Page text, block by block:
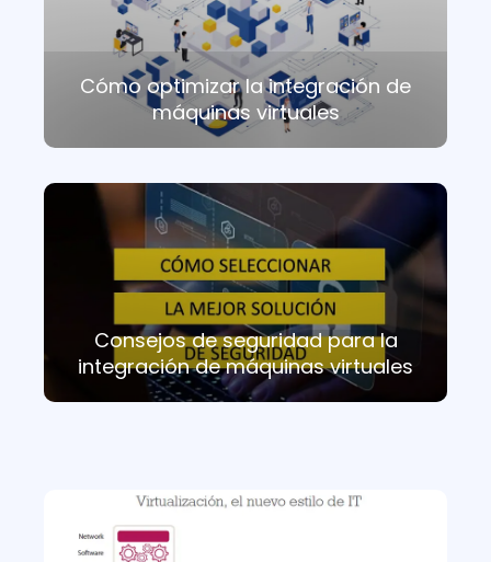
Cómo optimizar la integración de
máquinas virtuales
Consejos de seguridad para la
integración de máquinas virtuales